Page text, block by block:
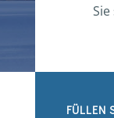
FÜLLEN